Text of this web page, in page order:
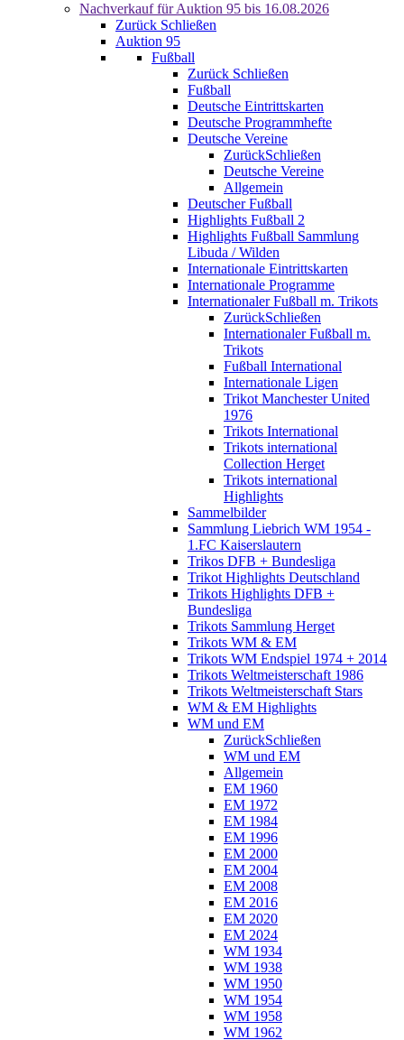
Nachverkauf für Auktion 95 bis 16.08.2026
Zurück Schließen
Auktion 95
Fußball
Zurück Schließen
Fußball
Deutsche Eintrittskarten
Deutsche Programmhefte
Deutsche Vereine
ZurückSchließen
Deutsche Vereine
Allgemein
Deutscher Fußball
Highlights Fußball 2
Highlights Fußball Sammlung
Libuda / Wilden
Internationale Eintrittskarten
Internationale Programme
Internationaler Fußball m. Trikots
ZurückSchließen
Internationaler Fußball m.
Trikots
Fußball International
Internationale Ligen
Trikot Manchester United
1976
Trikots International
Trikots international
Collection Herget
Trikots international
Highlights
Sammelbilder
Sammlung Liebrich WM 1954 -
1.FC Kaiserslautern
Trikos DFB + Bundesliga
Trikot Highlights Deutschland
Trikots Highlights DFB +
Bundesliga
Trikots Sammlung Herget
Trikots WM & EM
Trikots WM Endspiel 1974 + 2014
Trikots Weltmeisterschaft 1986
Trikots Weltmeisterschaft Stars
WM & EM Highlights
WM und EM
ZurückSchließen
WM und EM
Allgemein
EM 1960
EM 1972
EM 1984
EM 1996
EM 2000
EM 2004
EM 2008
EM 2016
EM 2020
EM 2024
WM 1934
WM 1938
WM 1950
WM 1954
WM 1958
WM 1962